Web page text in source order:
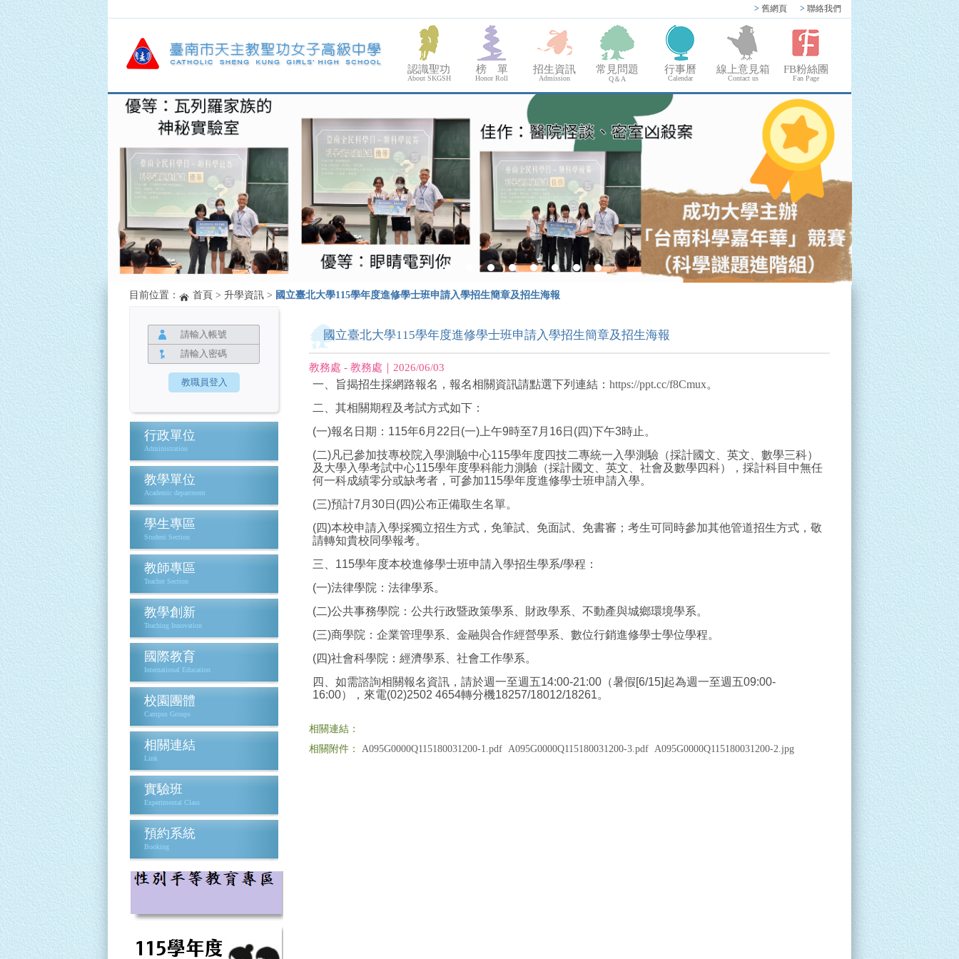
> 舊網頁 > 聯絡我們
認識聖功
About SKGSH
榜 單
Honor Roll
招生資訊
Admission
常見問題
Q＆A
行事曆
Calendar
線上意見箱
Contact us
FB粉絲團
Fan Page
目前位置： 首頁 > 升學資訊 > 國立臺北大學115學年度進修學士班申請入學招生簡章及招生海報
行政單位
Administration
教學單位
Academic department
學生專區
Student Section
教師專區
Teacher Section
教學創新
Teaching Innovation
國際教育
International Education
校園團體
Campus Groups
相關連結
Link
實驗班
Experimental Class
預約系統
Booking
國立臺北大學115學年度進修學士班申請入學招生簡章及招生海報
教務處 - 教務處｜2026/06/03
一、旨揭招生採網路報名，報名相關資訊請點選下列連結： https://ppt.cc/f8Cmux。
二、其相關期程及考試方式如下：
(一)報名日期：115年6月22日(一)上午9時至7月16日(四)下午3時止。
(二)凡已參加技專校院入學測驗中心115學年度四技二專統一入學測驗（採計國文、英文、數學三科）
及大學入學考試中心115學年度學科能力測驗（採計國文、英文、社會及數學四科），採計科目中無任
何一科成績零分或缺考者，可參加115學年度進修學士班申請入學。
(三)預計7月30日(四)公布正備取生名單。
(四)本校申請入學採獨立招生方式，免筆試、免面試、免書審；考生可同時參加其他管道招生方式，敬
請轉知貴校同學報考。
三、115學年度本校進修學士班申請入學招生學系/學程：
(一)法律學院：法律學系。
(二)公共事務學院：公共行政暨政策學系、財政學系、不動產與城鄉環境學系。
(三)商學院：企業管理學系、金融與合作經營學系、數位行銷進修學士學位學程。
(四)社會科學院：經濟學系、社會工作學系。
四、如需諮詢相關報名資訊，請於週一至週五14:00-21:00（暑假[6/15]起為週一至週五09:00-
16:00），來電(02)2502 4654轉分機18257/18012/18261。
相關連結：
相關附件： A095G0000Q115180031200-1.pdf A095G0000Q115180031200-3.pdf A095G0000Q115180031200-2.jpg